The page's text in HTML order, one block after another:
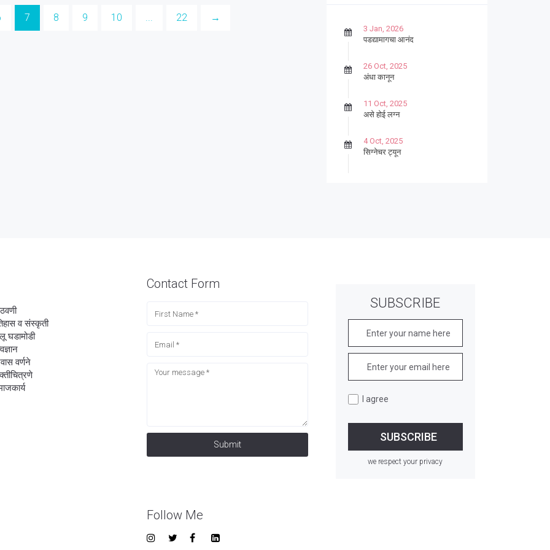
7 8 9 10 ... 22 →
3 Jan, 2026
पडद्यामागचा आनंद
26 Oct, 2025
अंधा कानून
11 Oct, 2025
असे होई लग्न
4 Oct, 2025
सिग्नेचर ट्यून
व संस्कृती
घडामोडी
वर्णने
Contact Form
Submit
SUBSCRIBE
I agree
we respect your privacy
Follow Me